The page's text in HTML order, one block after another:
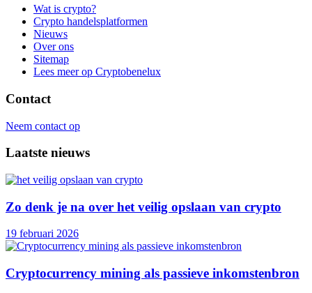
Wat is crypto?
Crypto handelsplatformen
Nieuws
Over ons
Sitemap
Lees meer op Cryptobenelux
Contact
Neem contact op
Laatste nieuws
Zo denk je na over het veilig opslaan van crypto
19 februari 2026
Cryptocurrency mining als passieve inkomstenbron